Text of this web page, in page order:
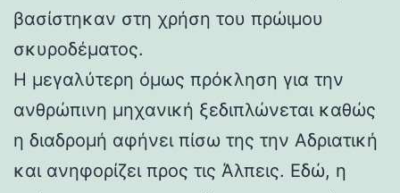
βασίστηκαν στη χρήση του πρώιμου
σκυροδέματος.
Η μεγαλύτερη όμως πρόκληση για την
ανθρώπινη μηχανική ξεδιπλώνεται καθώς
η διαδρομή αφήνει πίσω της την Αδριατική
και ανηφορίζει προς τις Άλπεις. Εδώ, η